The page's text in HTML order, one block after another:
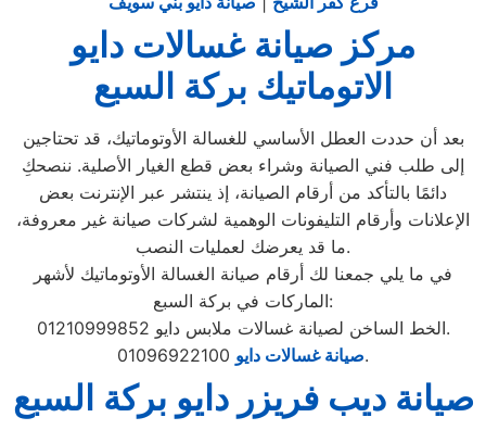
مركز صيانة غسالات دايو
الاتوماتيك بركة السبع
بعد أن حددت العطل الأساسي للغسالة الأوتوماتيك، قد تحتاجين
إلى طلب فني الصيانة وشراء بعض قطع الغيار الأصلية. ننصحكِ
دائمًا بالتأكد من أرقام الصيانة، إذ ينتشر عبر الإنترنت بعض
الإعلانات وأرقام التليفونات الوهمية لشركات صيانة غير معروفة،
ما قد يعرضك لعمليات النصب.
في ما يلي جمعنا لك أرقام صيانة الغسالة الأوتوماتيك لأشهر
الماركات في بركة السبع:
الخط الساخن لصيانة غسالات ملابس دايو 01210999852.
صيانة غسالات دايو01096922100.
صيانة ديب فريزر دايو بركة السبع